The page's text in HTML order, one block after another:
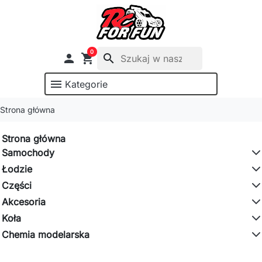
 shopping_cart
0
search
menu Kategorie
Strona główna
Strona główna
Samochody
Łodzie
Części
Akcesoria
Koła
Chemia modelarska